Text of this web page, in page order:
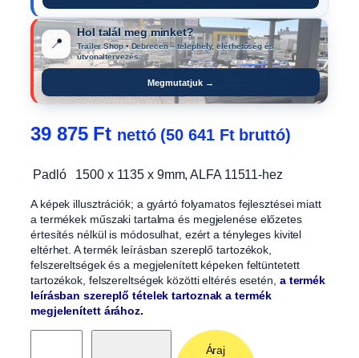
📍
Hol talál meg minket?
Trailer Shop • Debrecen – telephely, elérhetőség és
útvonaltervezés.
Megmutatjuk →
39 875 Ft nettó (50 641 Ftbruttó)
Padló 1500 x 1135 x 9mm, ALFA 11511-hez
A képek illusztrációk; a gyártó folyamatos fejlesztései miatt
a termékek műszaki tartalma és megjelenése előzetes
értesítés nélkül is módosulhat, ezért a tényleges kivitel
eltérhet. A termék leírásban szereplő tartozékok,
felszereltségek és a megjelenített képeken feltüntetett
tartozékok, felszereltségek közötti eltérés esetén, a termék
leírásban szereplő tételek tartoznak a termék
megjelenített árához.
Áraj